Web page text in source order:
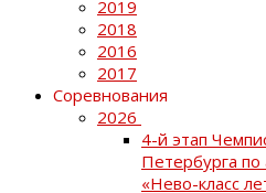
2019
2018
2016
2017
Соревнования
2026
4-й этап
Петербурга
«Нево-класс